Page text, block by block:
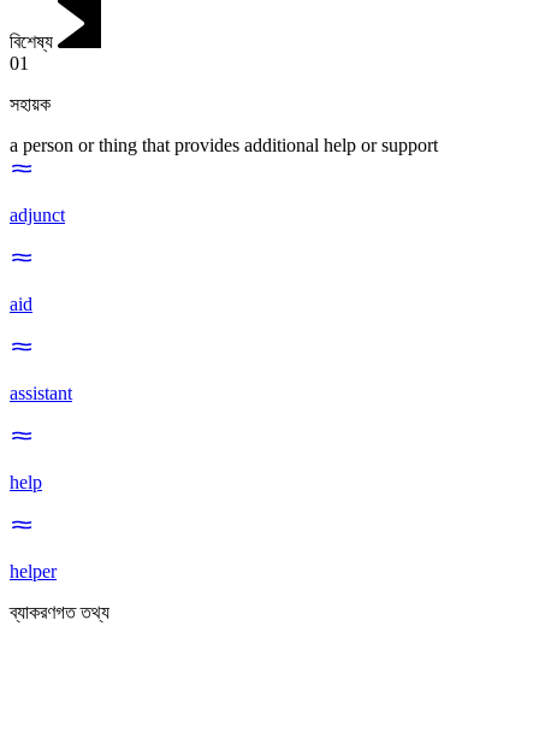
বিশেষ্য
01
সহায়ক
a person or thing that provides additional help or support
adjunct
aid
assistant
help
helper
ব্যাকরণগত তথ্য